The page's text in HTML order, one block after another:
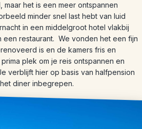
het is een meer ontspannen
minder snel last hebt van luid
in een middelgroot hotel vlakbij
een restaurant. We vonden het een fijn
is en de kamers fris en
plek om je reis ontspannen en
verblijft hier op basis van halfpension
diner inbegrepen.